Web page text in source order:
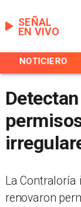
EN VIVO
SEÑAL
NOTICIERO
La Contraloría
renovaron